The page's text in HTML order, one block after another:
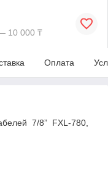
10 000 ₸
Оплата
7/8” FXL-780,